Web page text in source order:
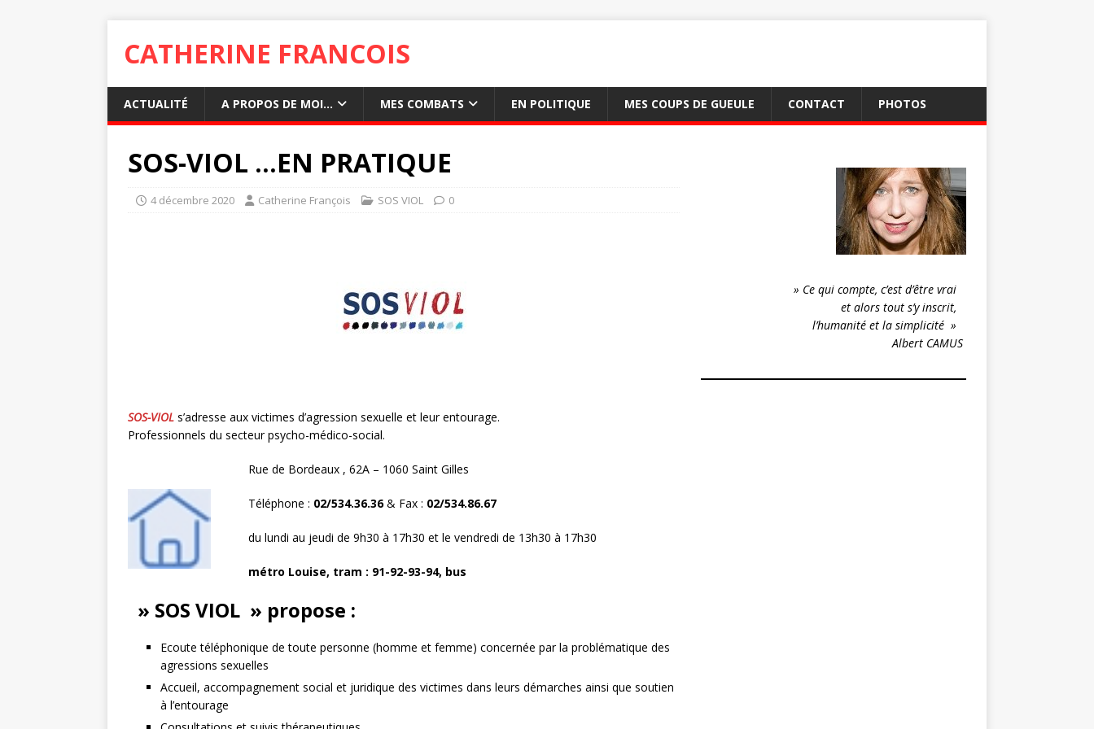
CATHERINE FRANCOIS
ACTUALITÉ A PROPOS DE MOI… MES COMBATS EN POLITIQUE MES COUPS DE GUEULE CONTACT PHOTOS
SOS-VIOL …EN PRATIQUE
4 décembre 2020 Catherine François SOS VIOL 0
SOS-VIOL s’adresse aux victimes d’agression sexuelle et leur entourage.
Professionnels du secteur psycho-médico-social.
Rue de Bordeaux , 62A – 1060 Saint Gilles
Téléphone : 02/534.36.36& Fax : 02/534.86.67
du lundi au jeudi de 9h30 à 17h30 et le vendredi de 13h30 à 17h30
métro Louise, tram : 91-92-93-94, bus
» SOS VIOL » propose :
Ecoute téléphonique de toute personne (homme et femme) concernée par la problématique des
agressions sexuelles
Accueil, accompagnement social et juridique des victimes dans leurs démarches ainsi que soutien
à l’entourage
» Ce qui compte, c’est d’être vrai
et alors tout s’y inscrit,
l’humanité et la simplicité »
Albert CAMUS